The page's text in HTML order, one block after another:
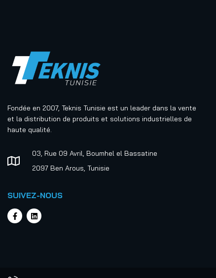
Fondée en 2007, Teknis Tunisie est un leader dans la vente
et la distribution de produits et solutions industrielles de
haute qualité.
03, Rue 09 Avril, Boumhel el Bassatine
2097 Ben Arous, Tunisie
SUIVEZ-NOUS